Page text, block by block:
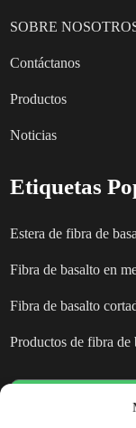
SOBRE
Contáctanos
Productos
Noticias
Etiquetas
Estera de fibra de
Fibra de basalto en
Fibra de basalto
Productos de fibra de
ENVIAR